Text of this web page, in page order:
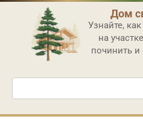
Перейти
контенту
Дом
Узнайте,
на
починить
Поиск: